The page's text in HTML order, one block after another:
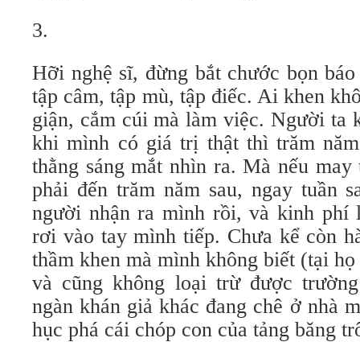
3.
Hỡi nghệ sĩ, đừng bắt chước bọn
tập câm, tập mù, tập điếc. Ai khen
giận, cắm cúi mà làm việc. Người ta
khi mình có giá trị thật thì trăm
thằng sáng mắt nhìn ra. Mà nếu
phải đến trăm năm sau, ngay tuần
người nhận ra mình rồi, và kinh phí
rơi vào tay mình tiếp. Chưa kể còn
thầm khen mà mình không biết (tại
và cũng không loại trừ được
ngàn khán giả khác đang chê ở nhà
hục phá cái chóp con của tảng băng